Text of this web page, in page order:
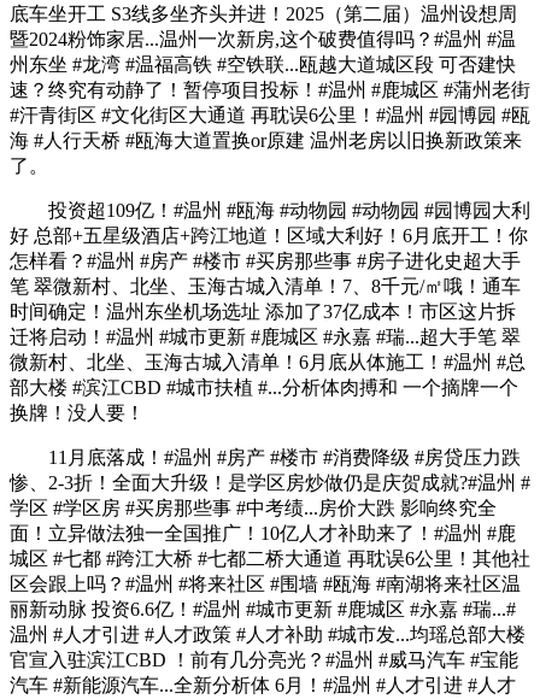
底车坐开工 S3线多坐齐头并进！2025（第二届）温州设想周
暨2024粉饰家居...温州一次新房,这个破费值得吗？#温州 #温
州东坐 #龙湾 #温福高铁 #空铁联...瓯越大道城区段 可否建快
速？终究有动静了！暂停项目投标！#温州 #鹿城区 #蒲州老街
#汗青街区 #文化街区大通道 再耽误6公里！#温州 #园博园 #瓯
海 #人行天桥 #瓯海大道置换or原建 温州老房以旧换新政策来
了。
投资超109亿！#温州 #瓯海 #动物园 #动物园 #园博园大利
好 总部+五星级酒店+跨江地道！区域大利好！6月底开工！你
怎样看？#温州 #房产 #楼市 #买房那些事 #房子进化史超大手
笔 翠微新村、北坐、玉海古城入清单！7、8千元/㎡哦！通车
时间确定！温州东坐机场选址 添加了37亿成本！市区这片拆
迁将启动！#温州 #城市更新 #鹿城区 #永嘉 #瑞...超大手笔 翠
微新村、北坐、玉海古城入清单！6月底从体施工！#温州 #总
部大楼 #滨江CBD #城市扶植 #...分析体肉搏和 一个摘牌一个
换牌！没人要！
11月底落成！#温州 #房产 #楼市 #消费降级 #房贷压力跌
惨、2-3折！全面大升级！是学区房炒做仍是庆贺成就?#温州 #
学区 #学区房 #买房那些事 #中考绩...房价大跌 影响终究全
面！立异做法独一全国推广！10亿人才补助来了！#温州 #鹿
城区 #七都 #跨江大桥 #七都二桥大通道 再耽误6公里！其他社
区会跟上吗？#温州 #将来社区 #围墙 #瓯海 #南湖将来社区温
丽新动脉 投资6.6亿！#温州 #城市更新 #鹿城区 #永嘉 #瑞...#
温州 #人才引进 #人才政策 #人才补助 #城市发...均瑶总部大楼
官宣入驻滨江CBD ！前有几分亮光？#温州 #威马汽车 #宝能
汽车 #新能源汽车...全新分析体 6月！#温州 #人才引进 #人才